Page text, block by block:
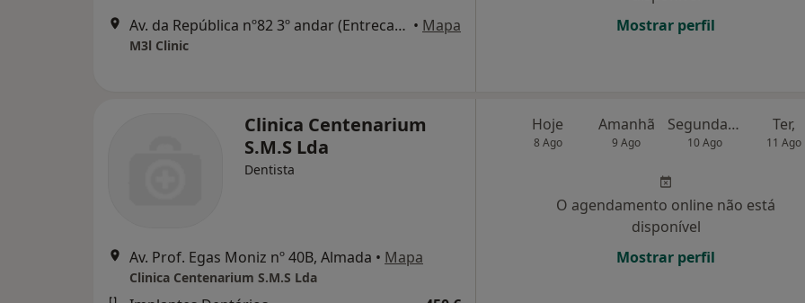
Av. da República nº82 3º andar (Entrecampos) 1600-205 Lisboa, Lisboa • Mapa
M3l Clinic
Mostrar perfil
Clinica Centenarium
S.M.S Lda
Dentista
Av. Prof. Egas Moniz nº 40B, Almada • Mapa
Clinica Centenarium S.M.S Lda
Hoje
8 Ago
Amanhã
9 Ago
Segunda-feira
10 Ago
Ter,
11 Ago
O agendamento online não está
disponível
Mostrar perfil